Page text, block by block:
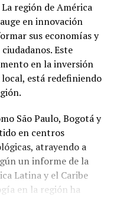
La región de América
en innovación
sus economías y
Este
en la inversión
está redefiniendo
São Paulo, Bogotá y
en centros
atrayendo a
un informe de la
Latina y el Caribe
en la región ha